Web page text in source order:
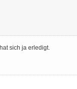
sich ja erledigt.